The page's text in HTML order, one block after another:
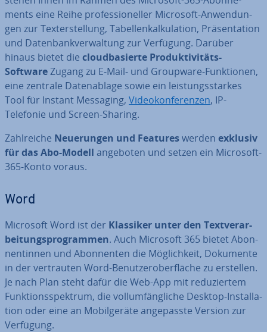
ments eine Reihe pro­fes­sio­nel­ler Microsoft-An­wen­dun­
gen zur Tex­terstel­lung, Ta­bel­len­kal­ku­la­ti­on, Prä­sen­ta­ti­on
und Da­ten­bank­ver­wal­tung zur Verfügung. Darüber
hinaus bietet die cloud­ba­sier­te Pro­duk­ti­vi­täts-
SoftwareZugang zu E-Mail- und Groupware-Funk­tio­nen,
eine zentrale Da­ten­ab­la­ge sowie ein leis­tungs­star­kes
Tool für Instant Messaging, Vi­deo­kon­fe­ren­zen, IP-
Telefonie und Screen-Sharing.
Zahl­rei­che Neue­run­gen und Featureswerden exklusiv
für das Abo-Modell angeboten und setzen ein Microsoft-
365-Konto voraus.
Word
Microsoft Word ist der Klassiker unter den Text­ver­ar­
bei­tungs­pro­gram­men. Auch Microsoft 365 bietet Abon­
nen­tin­nen und Abon­nen­ten die Mög­lich­keit, Dokumente
in der ver­trau­ten Word-Be­nut­zer­ober­flä­che zu erstellen.
Je nach Plan steht dafür die Web-App mit re­du­zier­tem
Funk­ti­ons­spek­trum, die voll­um­fäng­li­che Desktop-In­stal­la­
ti­on oder eine an Mo­bil­ge­rä­te an­ge­pass­te Version zur
Verfügung.